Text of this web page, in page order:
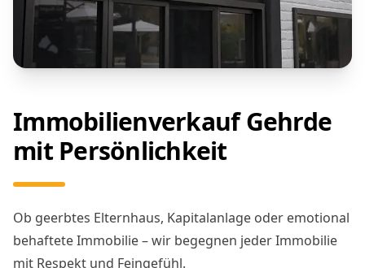
Immobilienverkauf Gehrde
mit Persönlichkeit
Ob geerbtes Elternhaus, Kapitalanlage oder emotional
behaftete Immobilie – wir begegnen jeder Immobilie
mit Respekt und Feingefühl.